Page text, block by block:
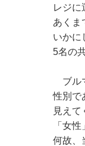
レジに
あくま
いかに
5名の
ブル
性別で
見え
「女
何故、